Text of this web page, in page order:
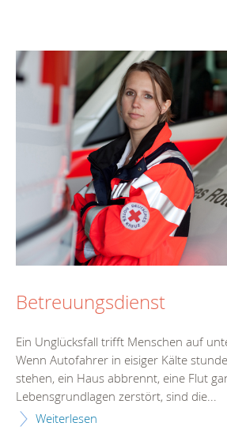
Betreuungsdienst
Ein Unglücksfall trifft Menschen auf
Wenn Autofahrer in eisiger Kälte
stehen, ein Haus abbrennt, eine Flut
Lebensgrundlagen zerstört, sind die...
Weiterlesen